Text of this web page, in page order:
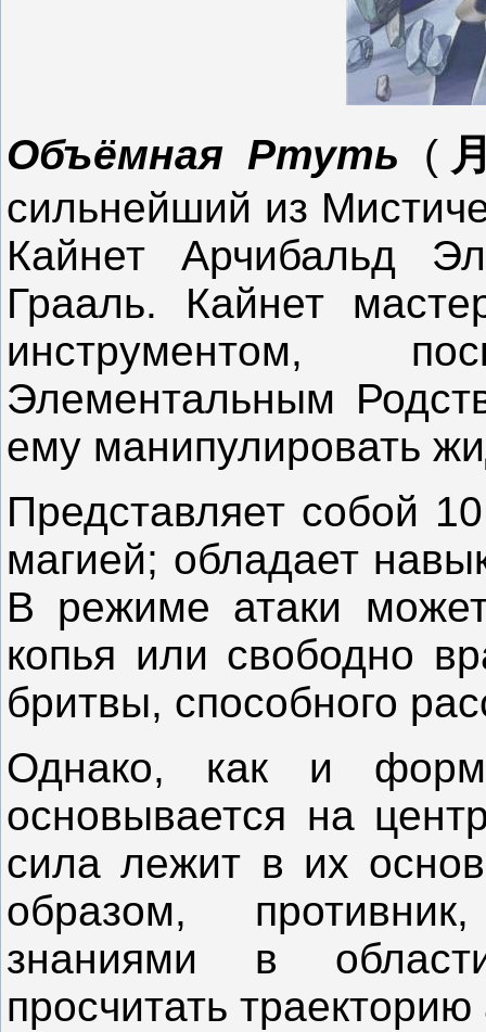
Объёмная Ртуть (
сильнейший из
Кайнет Арчибальд
Грааль. Кайнет
инструментом,
Элементальным
ему манипулировать
Представляет собой
магией; обладает
В режиме атаки
копья или свободно
бритвы, способного
Однако, как и
основывается на
сила лежит в их
образом,
знаниями в
просчитать траекторию